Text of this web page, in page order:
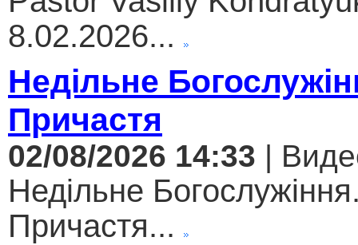
8.02.2026...
Недільне
Причастя
02/08/2026 14:33 |
Недільне
Причастя...